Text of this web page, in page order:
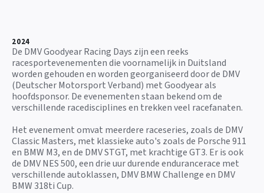
2024
De DMV Goodyear Racing Days zijn een reeks
racesportevenementen die voornamelijk in Duitsland
worden gehouden en worden georganiseerd door de DMV
(Deutscher Motorsport Verband) met Goodyear als
hoofdsponsor. De evenementen staan bekend om de
verschillende racedisciplines en trekken veel racefanaten.
Het evenement omvat meerdere raceseries, zoals de DMV
Classic Masters, met klassieke auto's zoals de Porsche 911
en BMW M3, en de DMV STGT, met krachtige GT3. Er is ook
de DMV NES 500, een drie uur durende endurancerace met
verschillende autoklassen, DMV BMW Challenge en DMV
BMW 318ti Cup.